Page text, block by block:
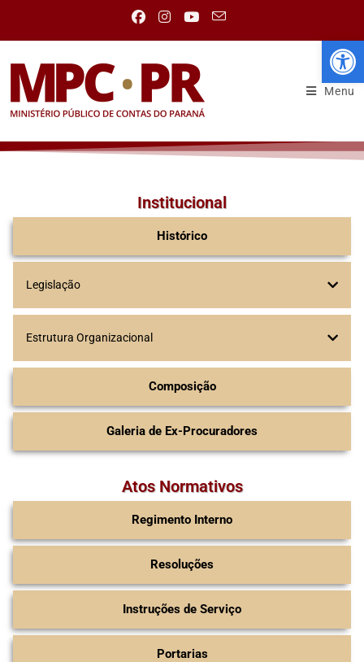
Menu
Institucional
Histórico
Legislação
Estrutura Organizacional
Composição
Galeria de Ex-Procuradores
Atos Normativos
Regimento Interno
Resoluções
Instruções de Serviço
Portarias